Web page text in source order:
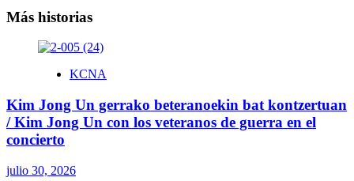
Más historias
KCNA
Kim Jong Un gerrako beteranoekin bat kontzertuan
/ Kim Jong Un con los veteranos de guerra en el
concierto
julio 30, 2026